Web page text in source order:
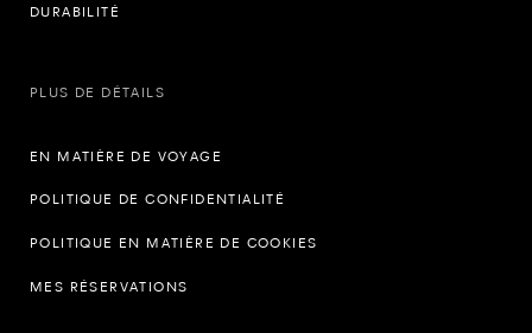
DURABILITÉ
PLUS DE DÉTAILS
EN MATIÈRE DE VOYAGE
POLITIQUE DE CONFIDENTIALITÉ
POLITIQUE EN MATIÈRE DE COOKIES
MES RÉSERVATIONS